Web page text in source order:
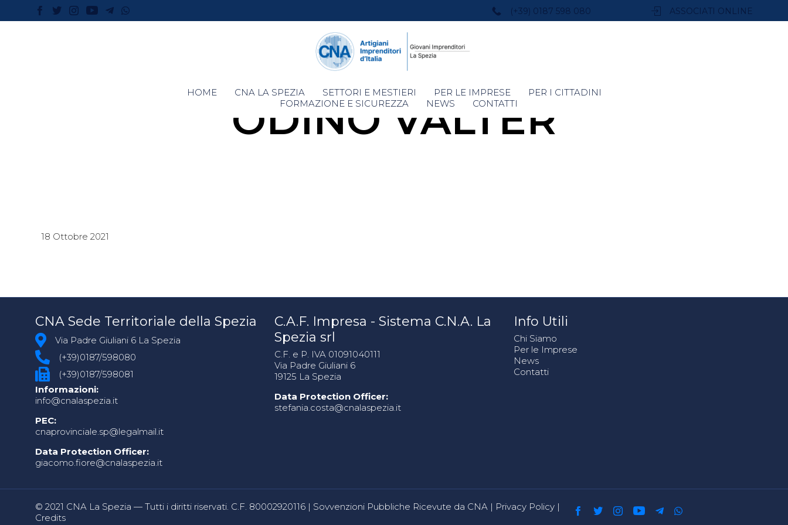
(+39) 0187 598 080 ASSOCIATI ONLINE
Skip
to
HOME CNA LA SPEZIA SETTORI E MESTIERI PER LE IMPRESE
PER I CITTADINI
FORMAZIONE E SICUREZZA
NEWS CONTATTI
ODINO VALTER
18 Ottobre 2021
CNA Sede Territoriale della Spezia
Via Padre Giuliani 6 La Spezia
(+39)0187/598080
(+39)0187/598081
Informazioni:
info@cnalaspezia.it
PEC:
cnaprovinciale.sp@legalmail.it
Data Protection Officer:
giacomo.fiore@cnalaspezia.it
C.A.F. Impresa - Sistema C.N.A. La
Spezia srl
C.F. e P. IVA 01091040111
Via Padre Giuliani 6
19125 La Spezia
Data Protection Officer:
stefania.costa@cnalaspezia.it
Info Utili
Chi Siamo
Per le Imprese
News
Contatti
© 2021 CNA La Spezia — Tutti i diritti riservati. C.F. 80002920116 | Sovvenzioni Pubbliche Ricevute da CNA | Privacy Policy |
Credits